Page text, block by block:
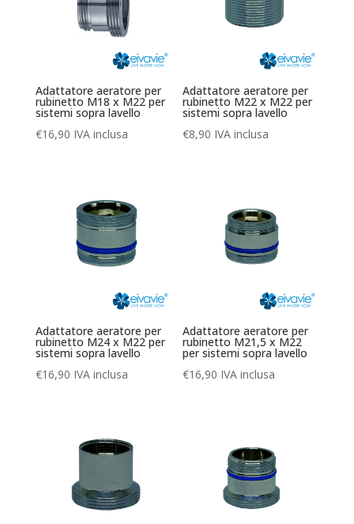
Adattatore aeratore per
rubinetto M18 x M22 per
sistemi sopra lavello
€16,90 IVA inclusa
Adattatore aeratore per
rubinetto M22 x M22 per
sistemi sopra lavello
€8,90 IVA inclusa
Adattatore aeratore per
rubinetto M24 x M22 per
sistemi sopra lavello
€16,90 IVA inclusa
Adattatore aeratore per
rubinetto M21,5 x M22
per sistemi sopra lavello
€16,90 IVA inclusa